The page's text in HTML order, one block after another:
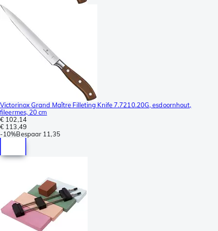
Victorinox Grand Maître Filleting Knife 7.7210.20G, esdoornhout,
fileermes, 20 cm
€ 102,14
€ 113,49
-10%Bespaar 11,35